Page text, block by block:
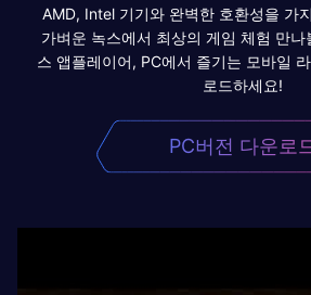
AMD, Intel 기기와 완벽한 호환성을 가
가벼운 녹스에서 최상의 게임 체험 만
스 앱플레이어, PC에서 즐기는 모바일
로드하세요!
PC버전 다운로